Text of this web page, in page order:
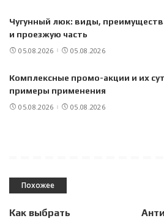
Чугунный люк: виды,
и проезжую часть
05.08.2026 05.08.2026
Комплексные промо-акции и их
примеры применения
05.08.2026 05.08.2026
Похожее
Как выбрать